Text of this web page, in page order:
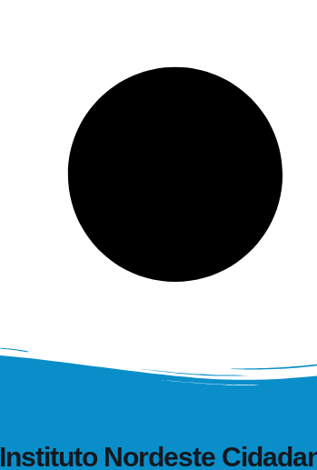
Instituto Nordeste